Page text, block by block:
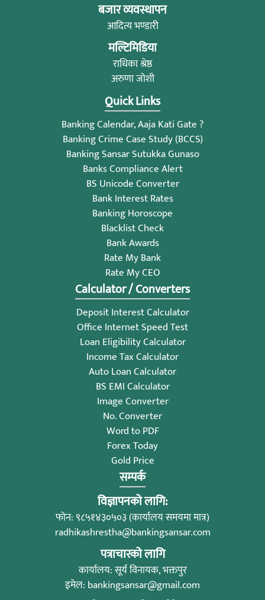
बजार व्यवस्थापन
आदित्य भण्डारी
मल्टिमिडिया
राधिका श्रेष्ठ
अरुणा जोशी
Quick Links
Banking Calendar, Aaja Kati Gate ?
Banking Crime Case Study (BCCS)
Banking Sansar Sutukka Gunaso
Banks Compliance Alert
BS Unicode Converter
Bank Interest Rates
Banking Horoscope
Blacklist Check
Bank Awards
Rate My Bank
Rate My CEO
Calculator / Converters
Deposit Interest Calculator
Office Internet Speed Test
Loan Eligibility Calculator
Income Tax Calculator
Auto Loan Calculator
BS EMI Calculator
Image Converter
No. Converter
Word to PDF
Forex Today
Gold Price
सम्पर्क
विज्ञापनको लागि:
फोन: ९८५१४३०५०३ (कार्यालय समयमा मात्र)
radhikashrestha@bankingsansar.com
पत्राचारको लागि
कार्यालय: सूर्य विनायक, भक्तपुर
इमेल: bankingsansar@gmail.com